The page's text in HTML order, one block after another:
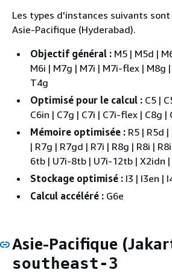
Les types d'instances suivants
Asie-Pacifique (Hyderabad).
Objectif général : M5 | M5d |
M6i | M7g | M7i | M7i-flex | M8g
T4g
Optimisé pour le calcul : C5 |
C6in | C7g | C7i | C7i-flex | C8g
Mémoire optimisée : R5 | R5d
| R7g | R7gd | R7i | R8g | R8i |
6tb | U7i-8tb | U7i-12tb | X2idn |
Stockage optimisé : I3 | I3en |
Calcul accéléré : G6e
Asie-Pacifique
southeast-3